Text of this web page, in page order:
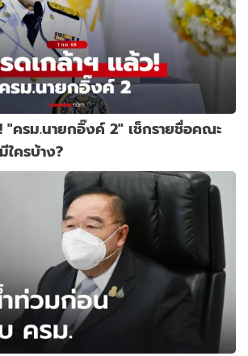
"ครม.นายกอิ๊งค์ 2" เช็กรายชื่อคณะ
ครบ้าง?